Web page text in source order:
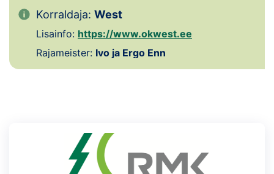
Dokumendid
Klubid
Koolitused
Korraldaja: West
Lisainfo: https://www.okwest.ee
Rajameister: Ivo ja Ergo Enn